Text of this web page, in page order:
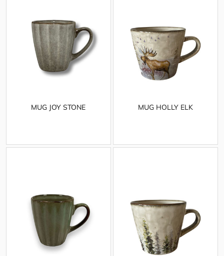
MUG JOY STONE MUG HOLLY ELK